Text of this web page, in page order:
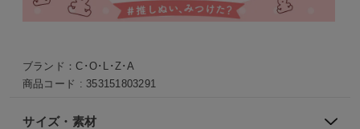
ブランド：C･O･L･Z･A
商品コード : 353151803291
サイズ・素材